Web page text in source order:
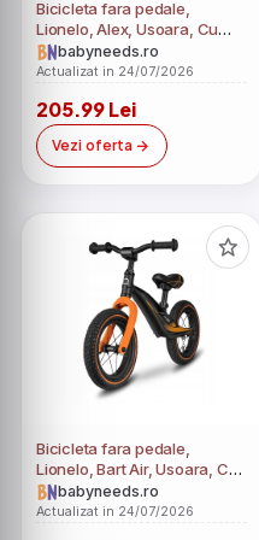
Bicicleta fara pedale,
Lionelo, Alex, Usoara, Cu
ghidon si sa reglabile,
Greutate 3.3 Kg, Cu roti din
babyneeds.ro
Actualizat in 24/07/2026
205.99 Lei
Vezi oferta
Bicicleta fara pedale,
Lionelo, Bart Air, Usoara, Cu
roti gonflabile, Cu cadru din
magneziu, Cu ghidon si sa
babyneeds.ro
Actualizat in 24/07/2026